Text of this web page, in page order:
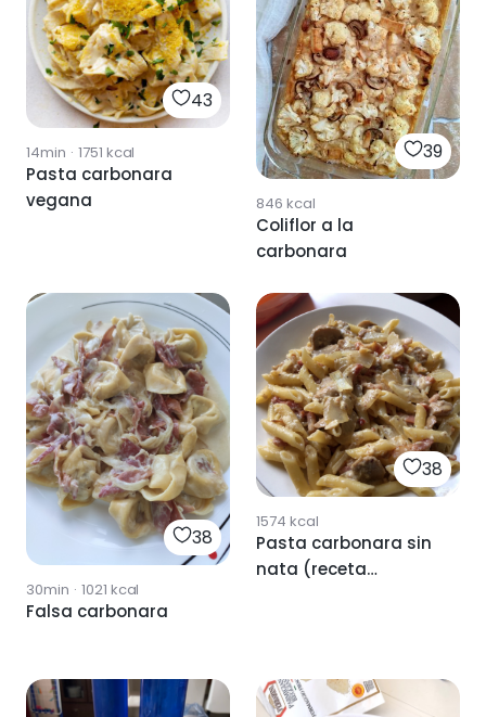
43
14min · 1751 kcal
Pasta carbonara
vegana
39
846 kcal
Coliflor a la
carbonara
38
30min · 1021 kcal
Falsa carbonara
38
1574 kcal
Pasta carbonara sin
nata (receta